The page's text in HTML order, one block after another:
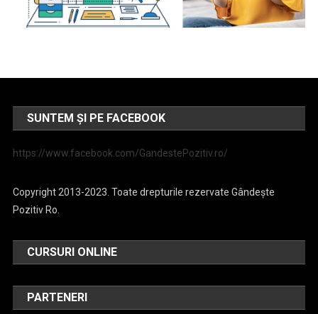
SUNTEM ȘI PE FACEBOOK
https://www.facebook.com/GandestePozitiv.ro/
Copyright 2013-2023. Toate drepturile rezervate Gândește
Pozitiv Ro.
CURSURI ONLINE
PARTENERI